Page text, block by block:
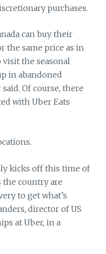
purchases.
can buy their
the same price as in
the seasonal
in abandoned
Of course, there
with Uber Eats
kicks off this time of
the country are
to get what’s
director of US
at Uber, in a